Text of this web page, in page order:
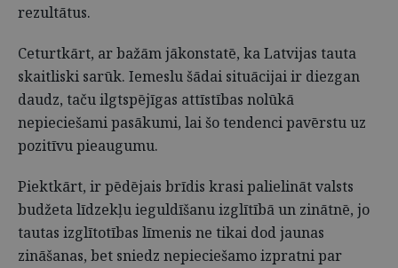
rezultātus.
Ceturtkārt, ar bažām jākonstatē, ka Latvijas tauta
skaitliski sarūk. Iemeslu šādai situācijai ir diezgan
daudz, taču ilgtspējīgas attīstības nolūkā
nepieciešami pasākumi, lai šo tendenci pavērstu uz
pozitīvu pieaugumu.
Piektkārt, ir pēdējais brīdis krasi palielināt valsts
budžeta līdzekļu ieguldīšanu izglītībā un zinātnē, jo
tautas izglītotības līmenis ne tikai dod jaunas
zināšanas, bet sniedz nepieciešamo izpratni par